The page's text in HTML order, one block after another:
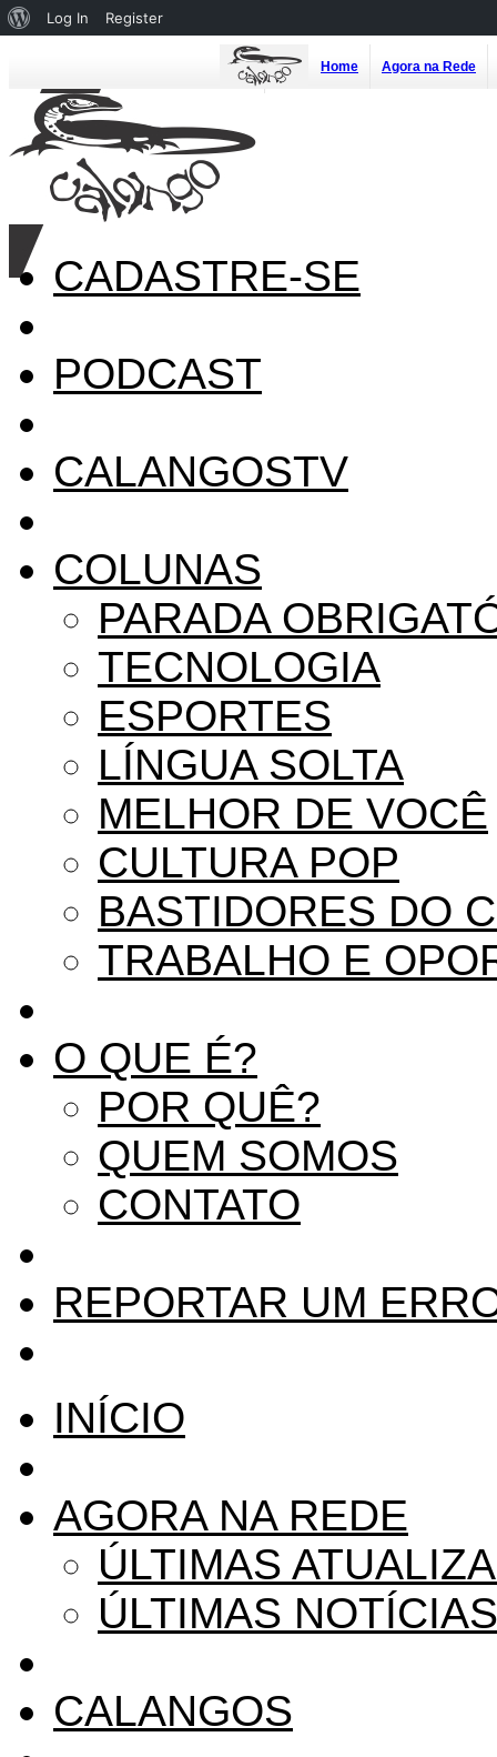
Home Agora na Rede
CADASTRE-SE
PODCAST
CALANGOSTV
COLUNAS
PARADA
TECNOLOGIA
ESPORTES
LÍNGUA SOLTA
MELHOR DE VOCÊ
CULTURA POP
BASTIDORES DO
TRABALHO E
O QUE É?
POR QUÊ?
QUEM SOMOS
CONTATO
REPORTAR UM
INÍCIO
AGORA NA REDE
ÚLTIMAS
ÚLTIMAS NOTÍCIAS
CALANGOS
About
Log In Register